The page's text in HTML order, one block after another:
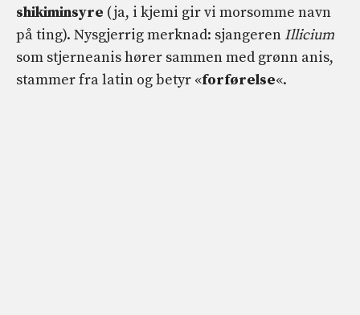
shikiminsyre (ja, i kjemi gir vi morsomme navn
på ting). Nysgjerrig merknad: sjangeren Illicium
som stjerneanis hører sammen med grønn anis,
stammer fra latin og betyr «forførelse«.